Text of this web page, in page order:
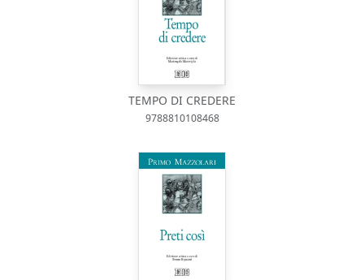
TEMPO DI CREDERE
9788810108468